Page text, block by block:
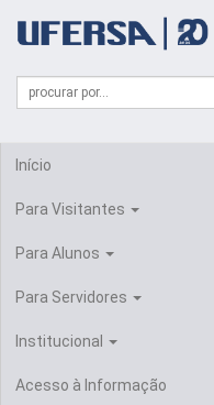
portal
UFERSA
Formulário
Busca
Campo
de
Início
Para Visitantes
Para Alunos
Para Servidores
Institucional
Acesso à Informação